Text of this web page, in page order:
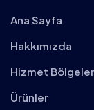
Ana Sayfa
Hakkımızda
Hizmet
Ürünler